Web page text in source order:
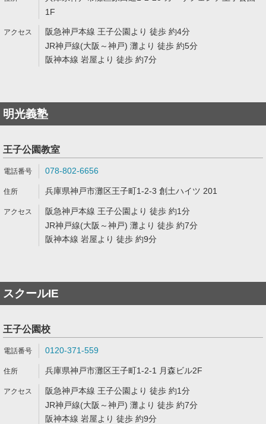
1F
阪急神戸本線 王子公園より 徒歩 約4分
JR神戸線(大阪～神戸) 灘より 徒歩 約5分
阪神本線 岩屋より 徒歩 約7分
明光義塾
王子公園教室
078-802-6656
兵庫県神戸市灘区王子町1-2-3 創土ハイツ 201
阪急神戸本線 王子公園より 徒歩 約1分
JR神戸線(大阪～神戸) 灘より 徒歩 約7分
阪神本線 岩屋より 徒歩 約9分
スクールIE
王子公園校
0120-371-559
兵庫県神戸市灘区王子町1-2-1 月森ビル2F
阪急神戸本線 王子公園より 徒歩 約1分
JR神戸線(大阪～神戸) 灘より 徒歩 約7分
阪神本線 岩屋より 徒歩 約9分